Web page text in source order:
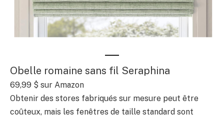
Obelle romaine sans fil Seraphina
69,99 $ sur Amazon
Obtenir des stores fabriqués sur mesure peut être
coûteux, mais les fenêtres de taille standard sont